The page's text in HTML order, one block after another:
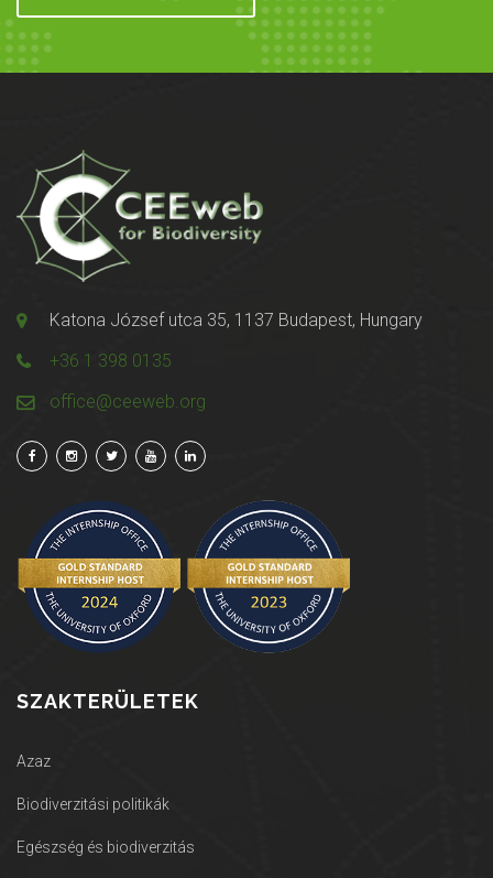
Katona József utca 35, 1137 Budapest, Hungary
+36 1 398 0135
office@ceeweb.org
SZAKTERÜLETEK
Azaz
Biodiverzitási politikák
Egészség és biodiverzitás